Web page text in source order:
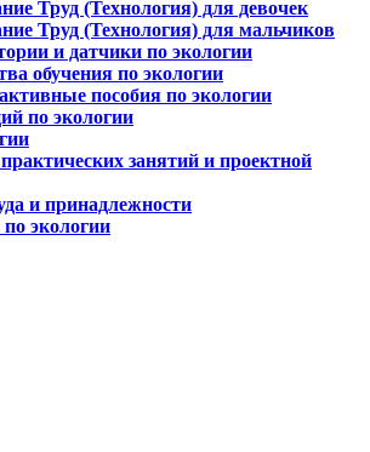
Труд (Технология) для девочек
Труд (Технология) для мальчиков
и датчики по экологии
обучения по экологии
пособия по экологии
по экологии
занятий и проектной
и принадлежности
экологии